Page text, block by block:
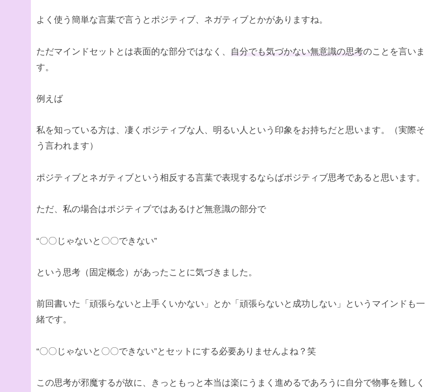
よく使う簡単な言葉で言うとポジティブ、ネガティブとかがありますね。
ただマインドセットとは表面的な部分ではなく、 自分でも気づかない無意識の思考のことを言いま
す。
例えば
私を知っている方は、凄くポジティブな人、明るい人という印象をお持ちだと思います。（実際そ
う言われます）
ポジティブとネガティブという相反する言葉で表現するならばポジティブ思考であると思います。
ただ、私の場合はポジティブではあるけど無意識の部分で
“〇〇じゃないと〇〇できない”
という思考（固定概念）があったことに気づきました。
前回書いた「頑張らないと上手くいかない」とか「頑張らないと成功しない」というマインドも一
緒です。
“〇〇じゃないと〇〇できない”とセットにする必要ありませんよね？笑
この思考が邪魔するが故に、きっともっと本当は楽にうまく進めるであろうに自分で物事を難しく